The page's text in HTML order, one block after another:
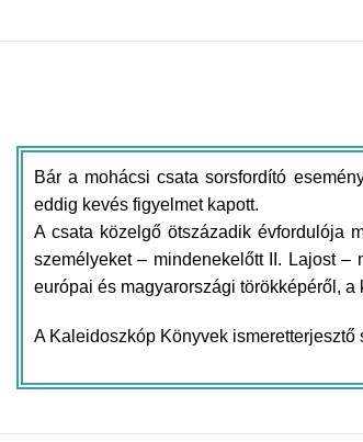
Bár a mohácsi csata sorsfordító
eddig kevés figyelmet kapott.
A csata közelgő ötszázadik évfordulója
személyeket – mindenekelőtt II. Lajost –
európai és magyarországi törökképéről,
A Kaleidoszkóp Könyvek